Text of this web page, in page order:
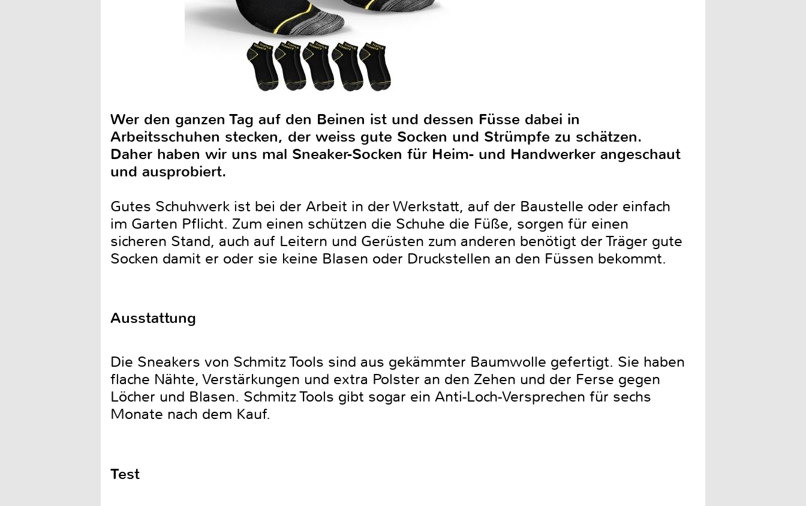
Wer den ganzen Tag auf den Beinen ist und dessen Füsse dabei in
Arbeitsschuhen stecken, der weiss gute Socken und Strümpfe zu schätzen.
Daher haben wir uns mal Sneaker-Socken für Heim- und Handwerker angeschaut
und ausprobiert.
Gutes Schuhwerk ist bei der Arbeit in der Werkstatt, auf der Baustelle oder einfach
im Garten Pflicht. Zum einen schützen die Schuhe die Füße, sorgen für einen
sicheren Stand, auch auf Leitern und Gerüsten zum anderen benötigt der Träger gute
Socken damit er oder sie keine Blasen oder Druckstellen an den Füssen bekommt.
Ausstattung
Die Sneakers von Schmitz Tools sind aus gekämmter Baumwolle gefertigt. Sie haben
flache Nähte, Verstärkungen und extra Polster an den Zehen und der Ferse gegen
Löcher und Blasen. Schmitz Tools gibt sogar ein Anti-Loch-Versprechen für sechs
Monate nach dem Kauf.
Test